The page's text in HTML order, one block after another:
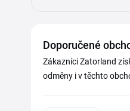
Doporučené
Zákazníci Zatorland
odměny i v těchto